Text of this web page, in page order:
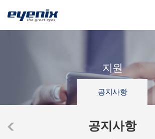
지원
공지사항
공지사항